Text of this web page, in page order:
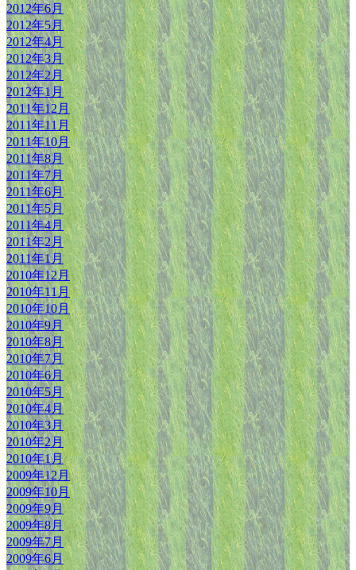
2012年6月
2012年5月
2012年4月
2012年3月
2012年2月
2012年1月
2011年12月
2011年11月
2011年10月
2011年8月
2011年7月
2011年6月
2011年5月
2011年4月
2011年2月
2011年1月
2010年12月
2010年11月
2010年10月
2010年9月
2010年8月
2010年7月
2010年6月
2010年5月
2010年4月
2010年3月
2010年2月
2010年1月
2009年12月
2009年10月
2009年9月
2009年8月
2009年7月
2009年6月